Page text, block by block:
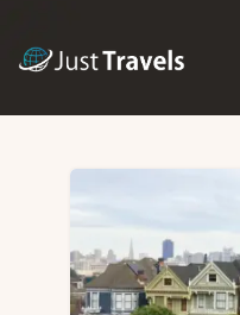
Trips
Features